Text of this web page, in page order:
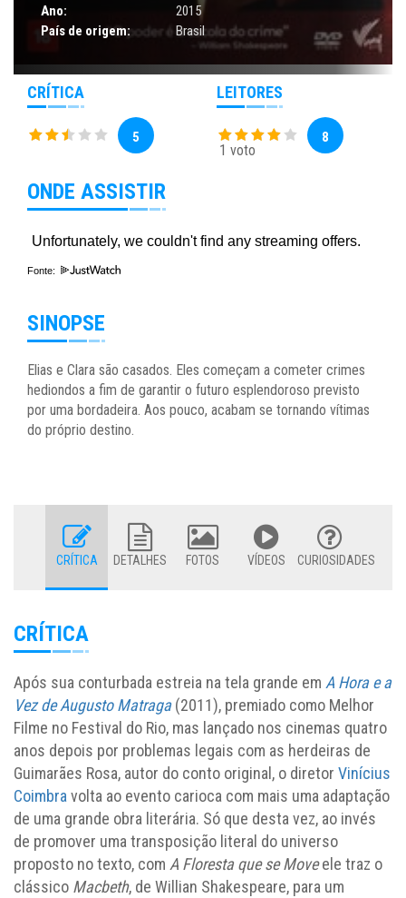
Ano:
2015
País de origem:
Brasil
CRÍTICA
5
LEITORES
1 voto
8
ONDE ASSISTIR
Fonte:
SINOPSE
Elias e Clara são casados. Eles começam a cometer crimes
hediondos a fim de garantir o futuro esplendoroso previsto
por uma bordadeira. Aos pouco, acabam se tornando vítimas
do próprio destino.
CRÍTICA DETALHES FOTOS VÍDEOS CURIOSIDADES
CRÍTICA
Após sua conturbada estreia na tela grande em A Hora e a
Vez de Augusto Matraga(2011), premiado como Melhor
Filme no Festival do Rio, mas lançado nos cinemas quatro
anos depois por problemas legais com as herdeiras de
Guimarães Rosa, autor do conto original, o diretor Vinícius
Coimbra volta ao evento carioca com mais uma adaptação
de uma grande obra literária. Só que desta vez, ao invés
de promover uma transposição literal do universo
proposto no texto, com A Floresta que se Moveele traz o
clássico Macbeth, de Willian Shakespeare, para um